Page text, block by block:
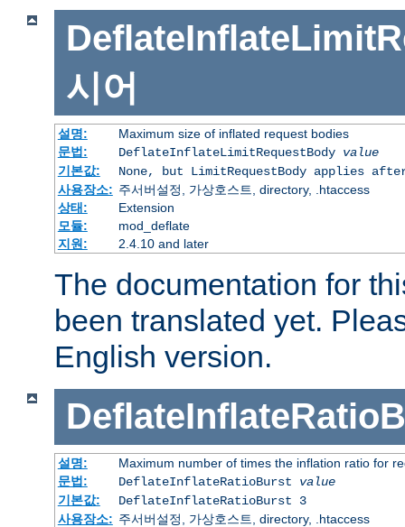
시어
설명:
Maximum size of inflated request bodies
문법:
DeflateInflateLimitRequestBody value
기본값:
None, but LimitRequestBody applies
사용장소: 주서버설정, 가상호스트, directory, .htaccess
상태:
Extension
모듈:
mod_deflate
지원:
2.4.10 and later
The documentation for
been translated yet.
English version.
설명:
Maximum number of times the inflation ratio for
문법:
DeflateInflateRatioBurst value
기본값:
DeflateInflateRatioBurst 3
사용장소: 주서버설정, 가상호스트, directory, .htaccess